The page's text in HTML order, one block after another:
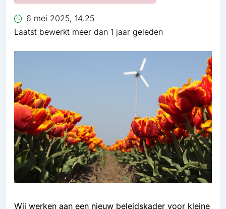
6 mei 2025, 14.25
Laatst bewerkt meer dan 1 jaar geleden
Wij werken aan een nieuw beleidskader voor kleine